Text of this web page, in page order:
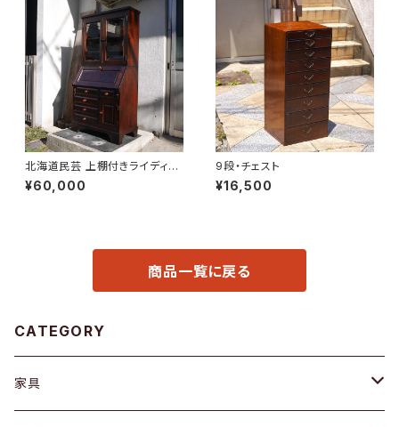
北海道民芸 上棚付きライディン
グビューロー
¥60,000
9段・チェスト
¥16,500
商品一覧に戻る
CATEGORY
家具